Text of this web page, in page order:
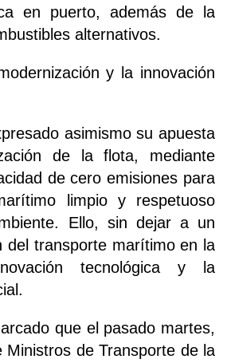
en puerto, además de la
alternativos.
y la innovación
asimismo su apuesta
de la flota, mediante
de cero emisiones para
limpio y respetuoso
Ello, sin dejar a un
del transporte marítimo en la
tecnológica y la
que el pasado martes,
Ministros de Transporte de la